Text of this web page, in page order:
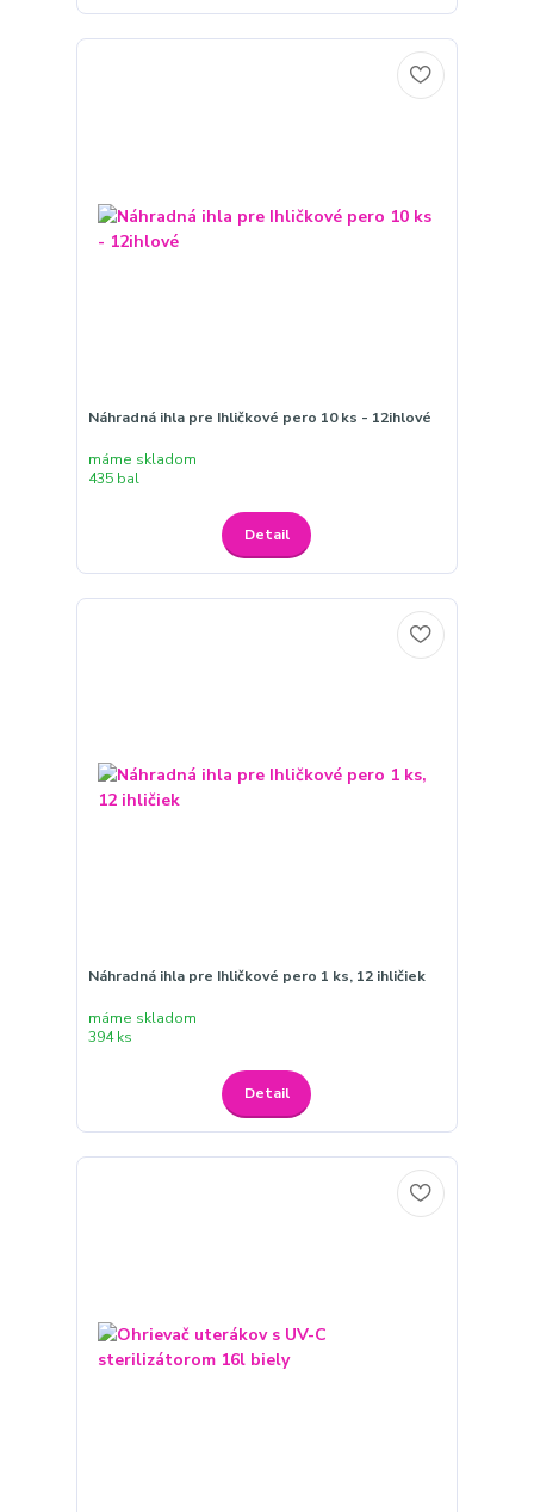
Náhradná ihla pre Ihličkové pero 10 ks - 12ihlové
máme skladom
435 bal
Detail
Náhradná ihla pre Ihličkové pero 1 ks, 12 ihličiek
máme skladom
394 ks
Detail